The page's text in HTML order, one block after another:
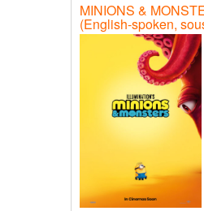
MINIONS &
(English-spoken,